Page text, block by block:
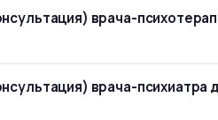
врача-
врача-психиатра